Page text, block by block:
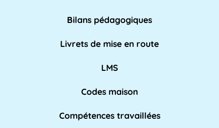
non-enseignant qui travaille dans les [...]
Affaires académiques
Bilans pédagogiques
Livrets de mise en route
LMS
Codes maison
Compétences travaillées